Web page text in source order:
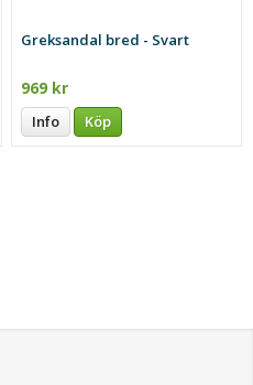
Greksandal bred - Svart
969 kr
Info Köp